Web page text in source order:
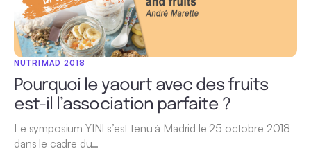
NUTRIMAD 2018
Pourquoi le yaourt avec des fruits
est-il l’association parfaite ?
Le symposium YINI s’est tenu à Madrid le 25 octobre 2018
dans le cadre du…